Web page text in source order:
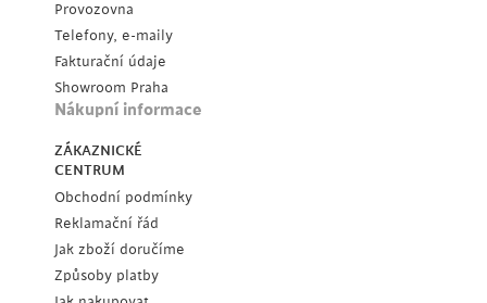
Provozovna
Telefony, e-maily
Fakturační údaje
Showroom Praha
Nákupní informace
ZÁKAZNICKÉ
CENTRUM
Obchodní podmínky
Reklamační řád
Jak zboží doručíme
Způsoby platby